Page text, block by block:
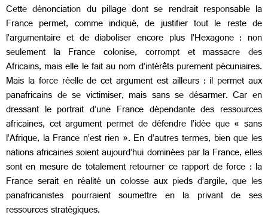
Cette dénonciation du pillage dont se rendrait responsable la
France permet, comme indiqué, de justifier tout le reste de
l’argumentaire et de diaboliser encore plus l’Hexagone : non
seulement la France colonise, corrompt et massacre des
Africains, mais elle le fait au nom d’intérêts purement pécuniaires.
Mais la force réelle de cet argument est ailleurs : il permet aux
panafricains de se victimiser, mais sans se désarmer. Car en
dressant le portrait d’une France dépendante des ressources
africaines, cet argument permet de défendre l’idée que « sans
l’Afrique, la France n’est rien ». En d’autres termes, bien que les
nations africaines soient aujourd’hui dominées par la France, elles
sont en mesure de totalement retourner ce rapport de force : la
France serait en réalité un colosse aux pieds d’argile, que les
panafricanistes pourraient soumettre en la privant de ses
ressources stratégiques.